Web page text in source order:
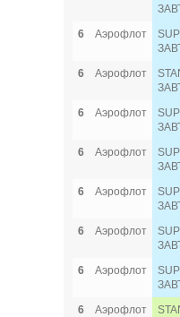
6
Аэрофлот
6
Аэрофлот
6
Аэрофлот
6
Аэрофлот
6
Аэрофлот
6
Аэрофлот
6
Аэрофлот
6
Аэрофлот